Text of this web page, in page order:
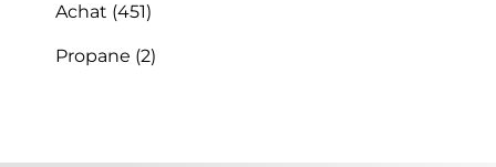
Achat (451)
Propane (2)